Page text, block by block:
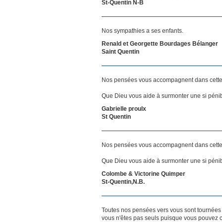
St-Quentin N-B
Nos sympathies a ses enfants.
Renald et Georgette Bourdages Bélanger
Saint Quentin
Nos pensées vous accompagnent dans
Que Dieu vous aide à surmonter une si
Gabrielle proulx
St Quentin
Nos pensées vous accompagnent dans
Que Dieu vous aide à surmonter une si
Colombe & Victorine Quimper
St-Quentin,N.B.
Toutes nos pensées vers vous sont
vous n'êtes pas seuls puisque vous pouvez